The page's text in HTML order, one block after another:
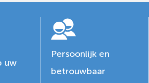
uw
Persoonlijk en
betrouwbaar